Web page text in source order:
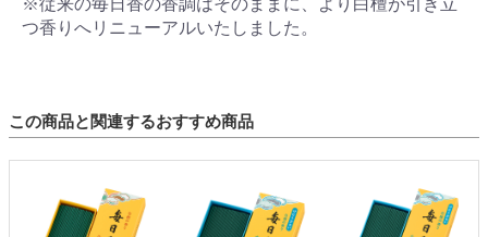
※従来の毎日香の香調はそのままに、より白檀が引き立
つ香りへリニューアルいたしました。
この商品と関連するおすすめ商品